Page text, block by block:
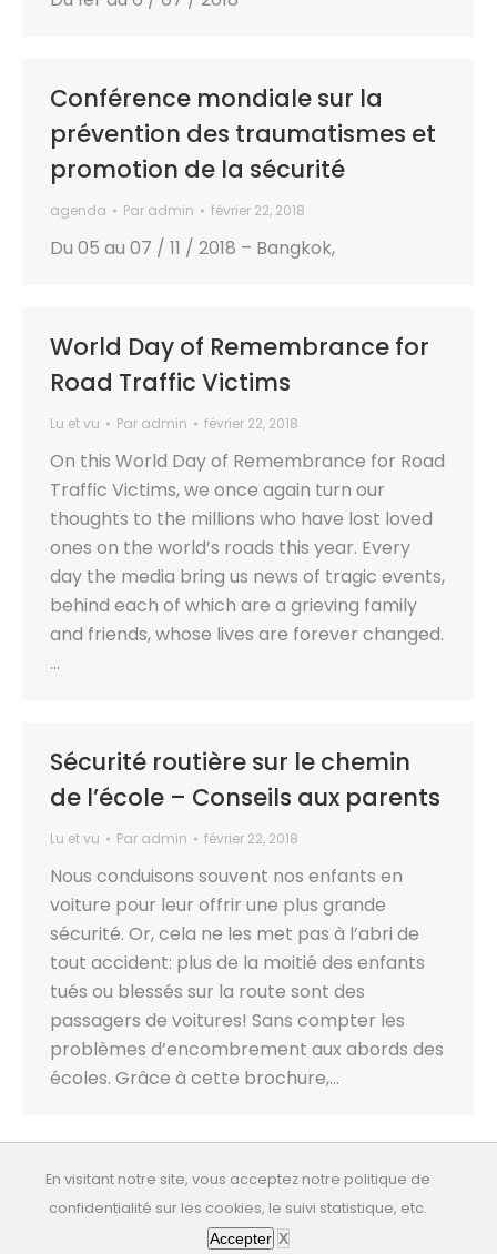
En visitant notre site, vous acceptez notre politique de
confidentialité sur les cookies, le suivi statistique, etc.
Accepter X
Conférence mondiale sur la
prévention des traumatismes et
promotion de la sécurité
agenda Par admin février 22, 2018
Du 05 au 07 / 11 / 2018 – Bangkok,
World Day of Remembrance for
Road Traffic Victims
Lu et vu Par admin février 22, 2018
On this World Day of Remembrance for Road
Traffic Victims, we once again turn our
thoughts to the millions who have lost loved
ones on the world’s roads this year. Every
day the media bring us news of tragic events,
behind each of which are a grieving family
and friends, whose lives are forever changed.
…
Sécurité routière sur le chemin
de l’école – Conseils aux parents
Lu et vu Par admin février 22, 2018
Nous conduisons souvent nos enfants en
voiture pour leur offrir une plus grande
sécurité. Or, cela ne les met pas à l’abri de
tout accident: plus de la moitié des enfants
tués ou blessés sur la route sont des
passagers de voitures! Sans compter les
problèmes d’encombrement aux abords des
écoles. Grâce à cette brochure,…
All rights reserved: educasante.org